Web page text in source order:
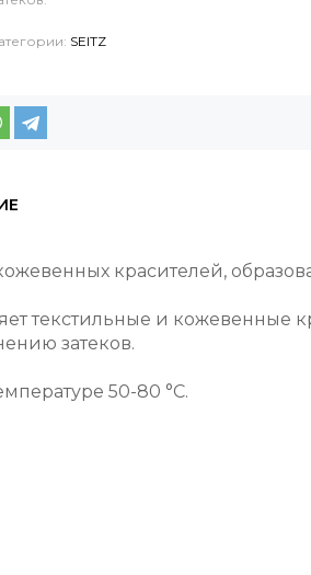
SEITZ
красителей,
текстильные и кожевенные
затеков.
50-80 °С.